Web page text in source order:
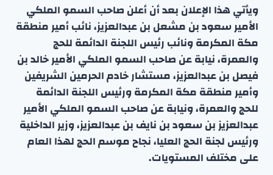
ويأتي هذا الإعلان بعد أن أعلن صاحب السمو الملكي
الأمير سعود بن مشعل بن عبدالعزيز، نائب أمير منطقة
مكة المكرمة ونائب رئيس اللجنة الدائمة للحج
والعمرة، نيابة عن صاحب السمو الملكي الأمير خالد بن
فيصل بن عبدالعزيز، مستشار خادم الحرمين الشريفين
وأمير منطقة مكة المكرمة ورئيس اللجنة الدائمة
للحج والعمرة، ونيابة عن صاحب السمو الملكي الأمير
عبدالعزيز بن سعود بن نايف بن عبدالعزيز، وزير الداخلية
ورئيس لجنة الحج العليا، نجاح موسم الحج لهذا العام
على مختلف المستويات.